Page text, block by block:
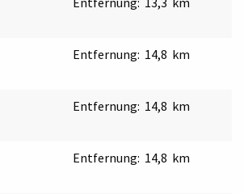
Entfernung: 14,8 km
Entfernung: 14,8 km
Entfernung: 14,8 km